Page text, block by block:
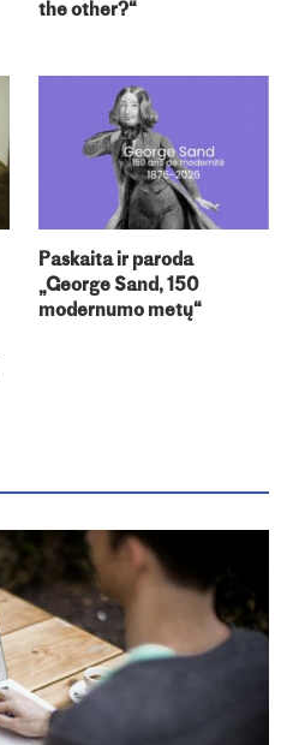
the other?“
Paskaita ir paroda
„George Sand, 150
modernumo metų“